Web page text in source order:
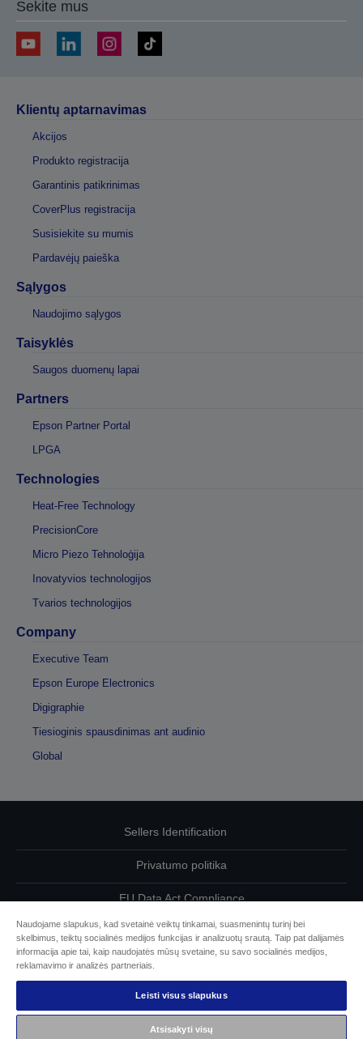
Sekite mus
Klientų aptarnavimas
Akcijos
Produkto registracija
Garantinis patikrinimas
CoverPlus registracija
Susisiekite su mumis
Pardavėjų paieška
Sąlygos
Naudojimo sąlygos
Taisyklės
Saugos duomenų lapai
Partners
Epson Partner Portal
LPGA
Technologies
Heat-Free Technology
PrecisionCore
Micro Piezo Tehnoloģija
Inovatyvios technologijos
Tvarios technologijos
Company
Executive Team
Epson Europe Electronics
Digigraphie
Tiesioginis spausdinimas ant audinio
Global
Sellers Identification
Privatumo politika
EU Data Act Compliance
Susisiekite su mumis dėl savo duomenų
Cookie Information
„Epson“ įsipareigojimas dėl prieinamumo
Naudojame slapukus, kad svetainė veiktų tinkamai, suasmenintų turinį bei
skelbimus, teiktų socialinės medijos funkcijas ir analizuotų srautą. Taip pat dalijamės
informacija apie tai, kaip naudojatės mūsų svetaine, su savo socialinės medijos,
reklamavimo ir analizės partneriais.
Leisti visus slapukus
Atsisakyti visų